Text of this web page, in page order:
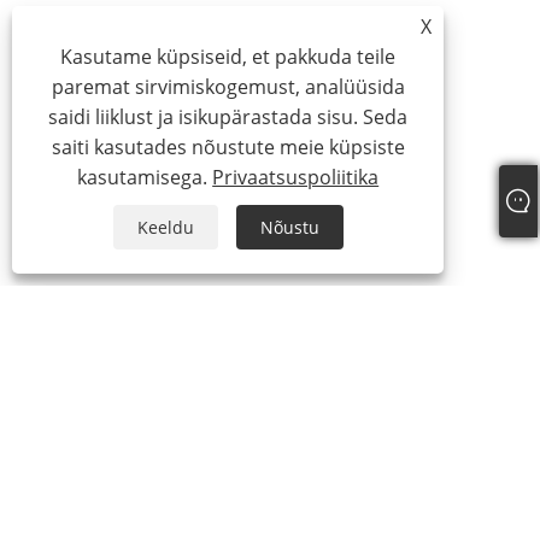
X
Kasutame küpsiseid, et pakkuda teile
paremat sirvimiskogemust, analüüsida
saidi liiklust ja isikupärastada sisu. Seda
saiti kasutades nõustute meie küpsiste
kasutamisega. Privaatsuspoliitika
Keeldu Nõustu